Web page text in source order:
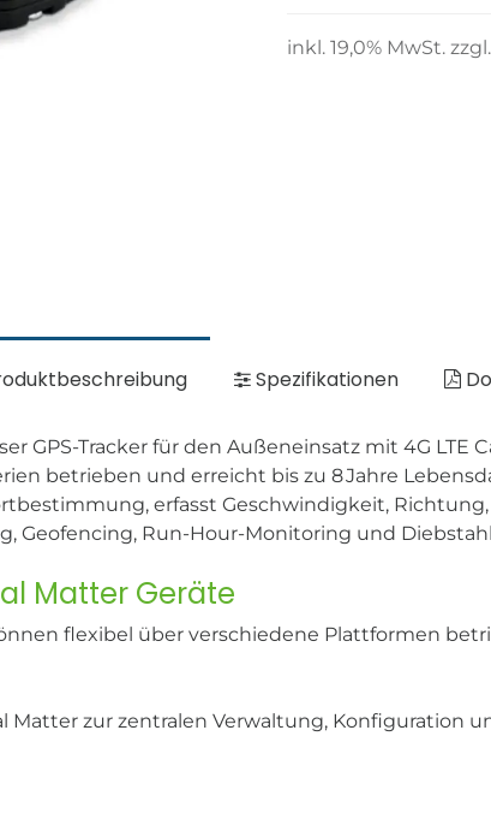
inkl. 19,0% MwSt. zzgl.
Spezifikationen
GPS-Tracker für den Außeneinsatz mit 4G LTE
betrieben und erreicht bis zu 8 Jahre
erfasst Geschwindigkeit,
Geofencing, Run-Hour-Monitoring und
Matter Geräte
flexibel über verschiedene Plattformen
zur zentralen Verwaltung, Konfiguration